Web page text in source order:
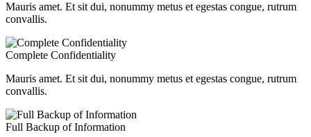
Mauris amet. Et sit dui, nonummy metus et egestas congue, rutrum
convallis.
Complete Confidentiality
Mauris amet. Et sit dui, nonummy metus et egestas congue, rutrum
convallis.
Full Backup of Information